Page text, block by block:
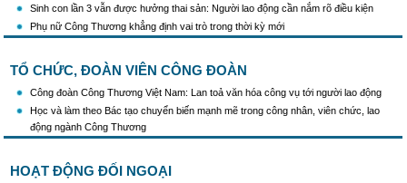
Sinh con lần 3 vẫn được hưởng thai sản: Người lao động cần nắm rõ điều kiện
Phụ nữ Công Thương khẳng định vai trò trong thời kỳ mới
TỔ CHỨC, ĐOÀN VIÊN CÔNG ĐOÀN
Công đoàn Công Thương Việt Nam: Lan toả văn hóa công vụ tới người lao động
Học và làm theo Bác tạo chuyển biến mạnh mẽ trong công nhân, viên chức, lao
động ngành Công Thương
HOẠT ĐỘNG ĐỐI NGOẠI